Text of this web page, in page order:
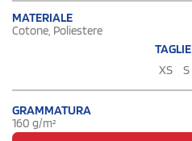
MATERIALE
Cotone, Poliestere
TAGLIE
XS
S
GRAMMATURA
160 g/m²